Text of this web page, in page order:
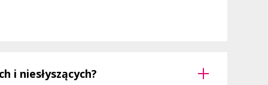
i niesłyszących?